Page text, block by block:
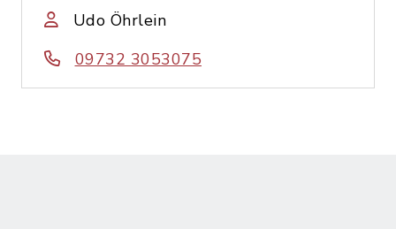
Udo Öhrlein
09732 3053075